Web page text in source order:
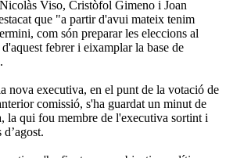
Viso, Cristòfol Gimeno i Joan
que "a partir d'avui mateix tenim
com són preparar les eleccions al
febrer i eixamplar la base de
nova executiva, en el punt de la votació de
comissió, s'ha guardat un minut de
la qui fou membre de l'executiva sortint i